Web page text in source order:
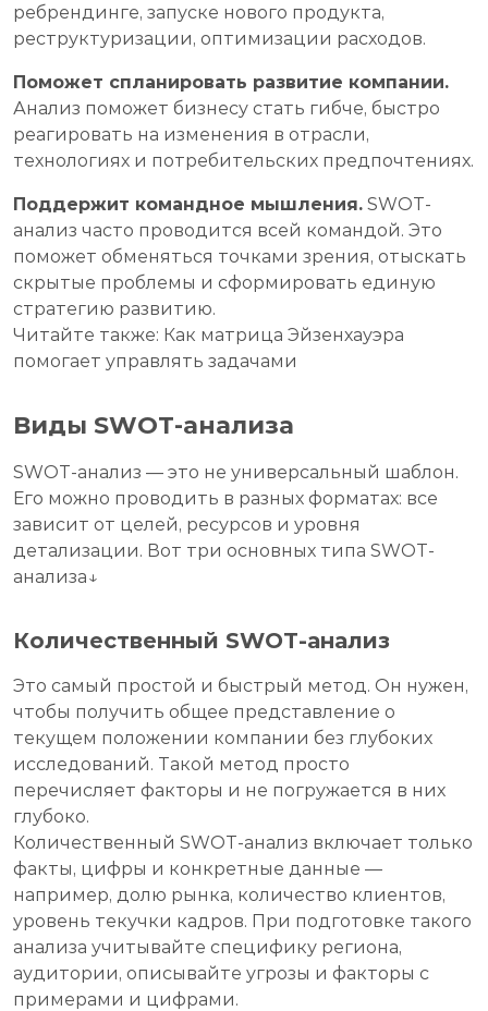
ребрендинге, запуске нового продукта,
реструктуризации, оптимизации расходов.
Поможет спланировать развитие компании.
Анализ поможет бизнесу стать гибче, быстро
реагировать на изменения в отрасли,
технологиях и потребительских предпочтениях.
Поддержит командное мышления. SWOT-
анализ часто проводится всей командой. Это
поможет обменяться точками зрения, отыскать
скрытые проблемы и сформировать единую
стратегию развитию.
Читайте также: Как матрица Эйзенхауэра
помогает управлять задачами
Виды SWOT-анализа
SWOT-анализ — это не универсальный шаблон.
Его можно проводить в разных форматах: все
зависит от целей, ресурсов и уровня
детализации. Вот три основных типа SWOT-
анализа↓
Количественный SWOT-анализ
Это самый простой и быстрый метод. Он нужен,
чтобы получить общее представление о
текущем положении компании без глубоких
исследований. Такой метод просто
перечисляет факторы и не погружается в них
глубоко.
Количественный SWOT-анализ включает только
факты, цифры и конкретные данные —
например, долю рынка, количество клиентов,
уровень текучки кадров. При подготовке такого
анализа учитывайте специфику региона,
аудитории, описывайте угрозы и факторы с
примерами и цифрами.